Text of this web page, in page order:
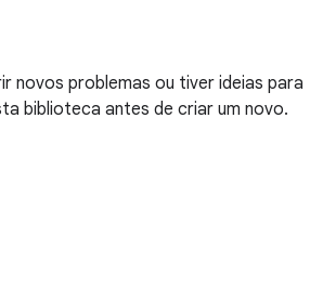
novos problemas ou tiver ideias para
biblioteca antes de criar um novo.